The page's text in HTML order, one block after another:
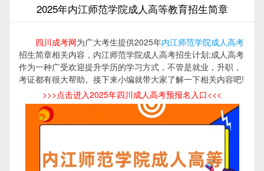
2025年内江师范学院成人高等教育招生简章
四川成考网为广大考生提供2025年内江师范学院成人高考
招生简章相关内容，内江师范学院成人高考招生计划;成人高考
作为一种广受欢迎提升学历的学习方式，不管是就业，升职，
考证都有很大帮助。接下来小编就带大家了解一下相关内容吧!
>>>点击进入2025年四川成人高考预报名入口<<<